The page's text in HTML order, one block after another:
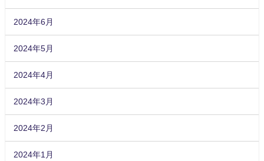
2024年6月
2024年5月
2024年4月
2024年3月
2024年2月
2024年1月